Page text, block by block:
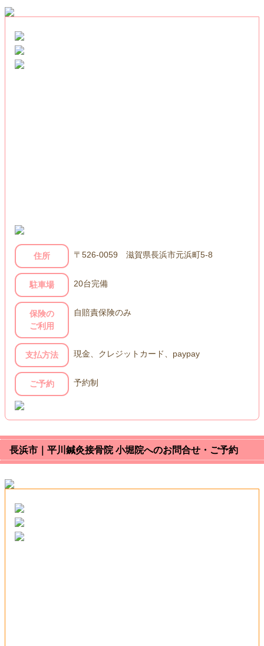
住所 〒526-0059 滋賀県長浜市元浜町5-8
駐車場 20台完備
保険の
ご利用
自賠責保険のみ
支払方法 現金、クレジットカード、paypay
ご予約 予約制
長浜市｜平川鍼灸接骨院 小堀院へのお問合せ・ご予約